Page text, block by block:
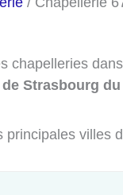
chapelleries
Strasbourg
principales villes